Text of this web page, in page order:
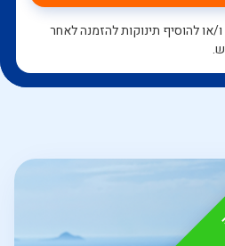
ו/או להוסיף תינוקות להזמנה לאחר